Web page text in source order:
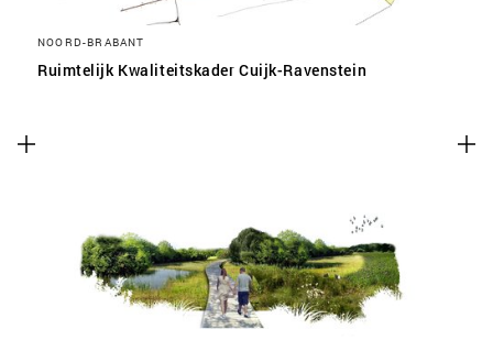
NOORD-BRABANT
Ruimtelijk Kwaliteitskader Cuijk-Ravenstein